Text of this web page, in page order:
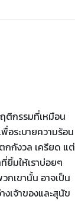
ติกรรมที่เหมือน
อระบายความร้อน
กกังวล เครียด แต่
ยิ้มให้เราบ่อยๆ
กเขานั้น อาจเป็น
เจ้าของและสุนัข